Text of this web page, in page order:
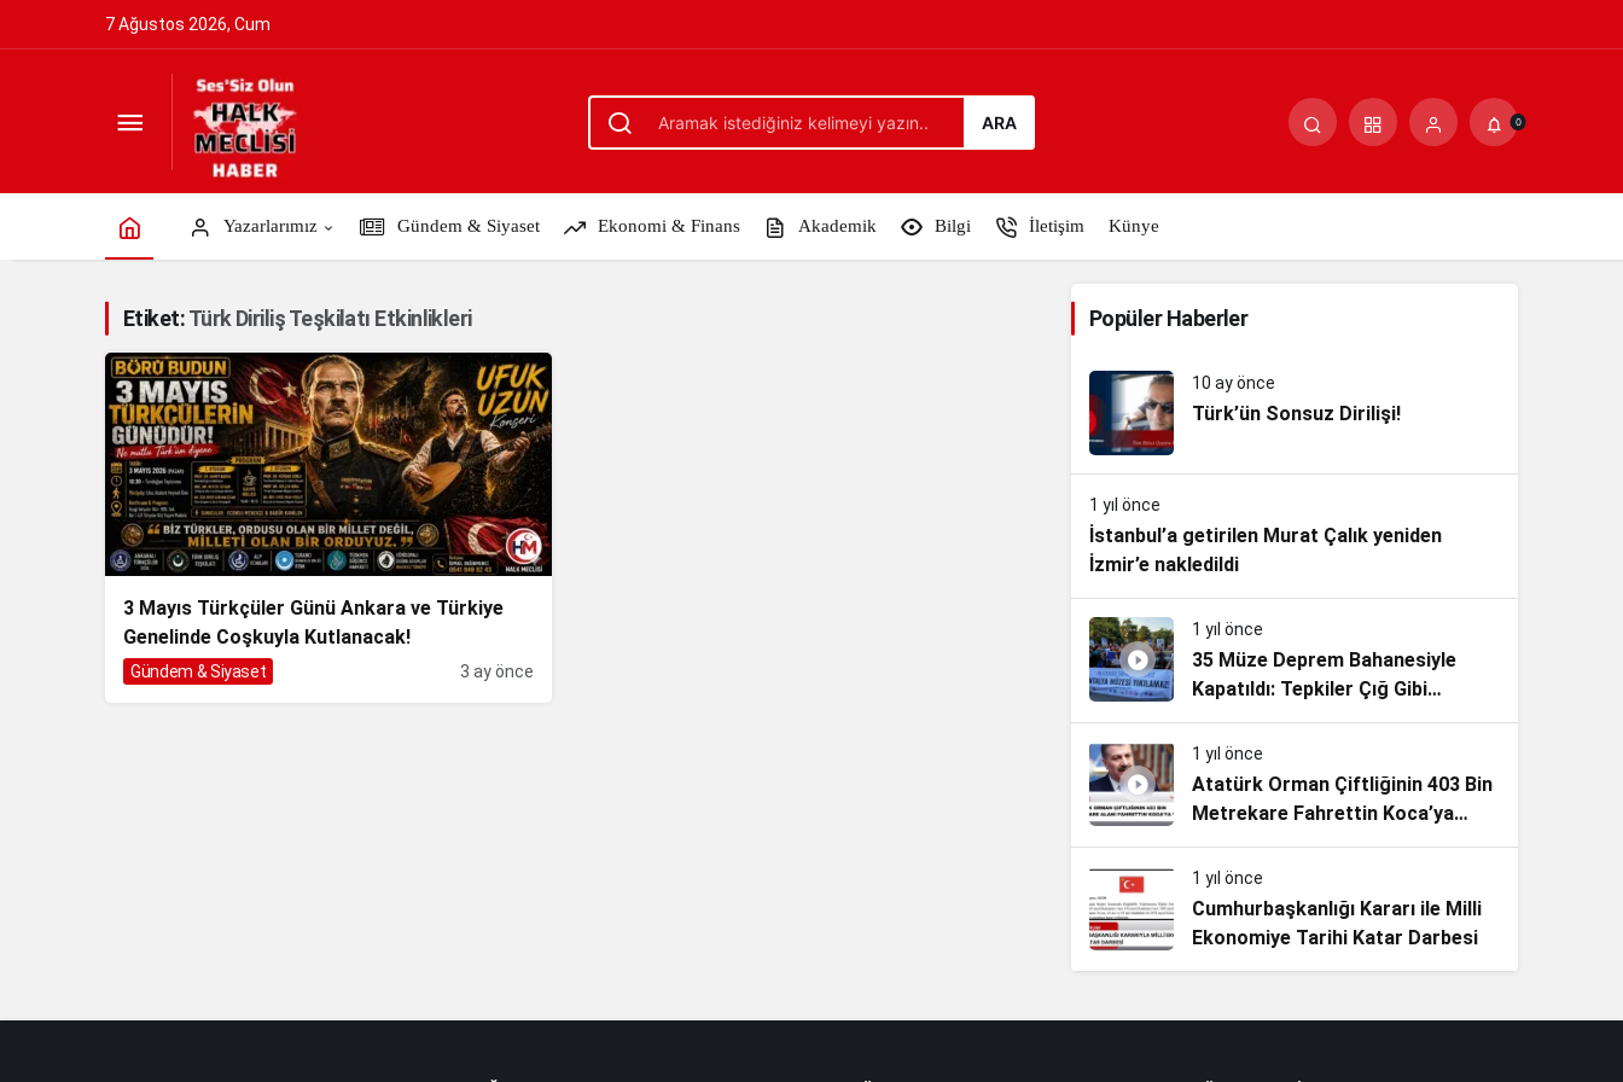
7 Ağustos 2026, Cum
ARA 0
Yazarlarımız Gündem & Siyaset Ekonomi & Finans Akademik Bilgi İletişim Künye
Etiket:Türk Diriliş Teşkilatı Etkinlikleri
3 Mayıs Türkçüler Günü Ankara ve Türkiye
Genelinde Coşkuyla Kutlanacak!
Gündem & Siyaset 3 ay önce
Popüler Haberler
10 ay önce
Türk’ün Sonsuz Dirilişi!
1 yıl önce
İstanbul’a getirilen Murat Çalık yeniden
İzmir’e nakledildi
1 yıl önce
35 Müze Deprem Bahanesiyle
Kapatıldı: Tepkiler Çığ Gibi
Büyüyor
1 yıl önce
Atatürk Orman Çiftliğinin 403 Bin
Metrekare Fahrettin Koca’ya
Verildi!
1 yıl önce
Cumhurbaşkanlığı Kararı ile Milli
Ekonomiye Tarihi Katar Darbesi